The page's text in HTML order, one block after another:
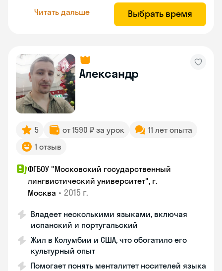
Читать дальше Выбрать время
Александр
5 от 1590 ₽ за урок
11 лет опыта
1 отзыв
ФГБОУ "Московский государственный
лингвистический университет", г.
Москва • 2015 г.
Владеет несколькими языками, включая
испанский и португальский
Жил в Колумбии и США, что обогатило его
культурный опыт
Помогает понять менталитет носителей языка